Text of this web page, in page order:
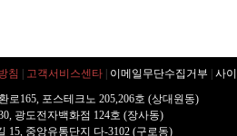
침 고객서비스센타 이메일무단수집거부
사
로165, 포스테크노 205,206호 (상대원동)
광도전자백화점 124호 (장사동)
15, 중앙유통단지 다-3102 (구로동)